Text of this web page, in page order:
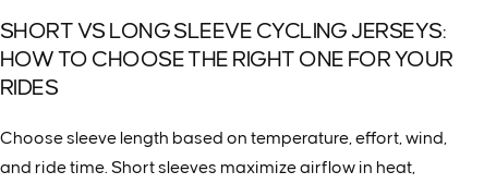
SHORT VS LONG SLEEVE CYCLING JERSEYS:
HOW TO CHOOSE THE RIGHT ONE FOR YOUR
RIDES
Choose sleeve length based on temperature, effort, wind,
and ride time. Short sleeves maximize airflow in heat,